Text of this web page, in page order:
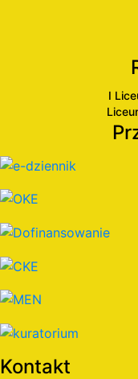
I
Kontakt